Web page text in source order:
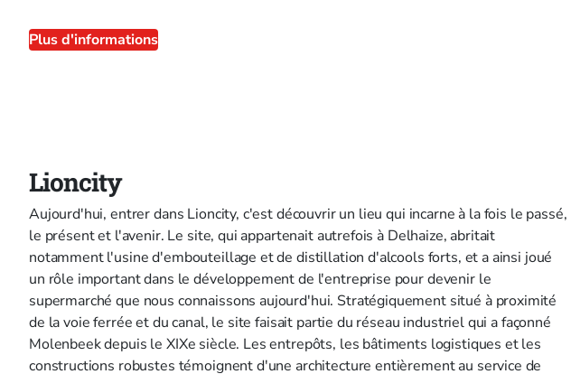
Plus d'informations
Lioncity
Aujourd'hui, entrer dans Lioncity, c'est découvrir un lieu qui incarne à la fois le passé,
le présent et l'avenir. Le site, qui appartenait autrefois à Delhaize, abritait
notamment l'usine d'embouteillage et de distillation d'alcools forts, et a ainsi joué
un rôle important dans le développement de l'entreprise pour devenir le
supermarché que nous connaissons aujourd'hui. Stratégiquement situé à proximité
de la voie ferrée et du canal, le site faisait partie du réseau industriel qui a façonné
Molenbeek depuis le XIXe siècle. Les entrepôts, les bâtiments logistiques et les
constructions robustes témoignent d'une architecture entièrement au service de